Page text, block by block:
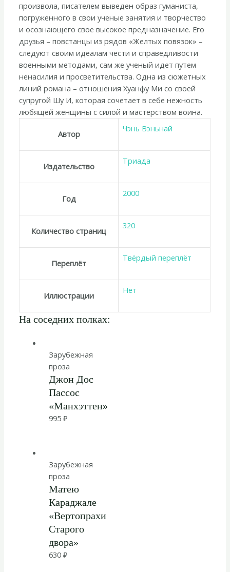
произвола, писателем выведен образ гуманиста,
погруженного в свои ученые занятия и творчество
и осознающего свое высокое предназначение. Его
друзья – повстанцы из рядов «Желтых повязок» –
следуют своим идеалам чести и справедливости
военными методами, сам же ученый идет путем
ненасилия и просветительства. Одна из сюжетных
линий романа – отношения Хуанфу Ми со своей
супругой Шу И, которая сочетает в себе нежность
любящей женщины с силой и мастерством воина.
Автор
Чэнь Вэньнай
Издательство
Триада
Год
2000
Количество страниц
320
Переплёт
Твёрдый переплёт
Иллюстрации
Нет
На соседних полках:
Зарубежная
проза
Джон Дос
Пассос
«Манхэттен»
995₽
Зарубежная
проза
Матею
Караджале
«Вертопрахи
Старого
двора»
630₽